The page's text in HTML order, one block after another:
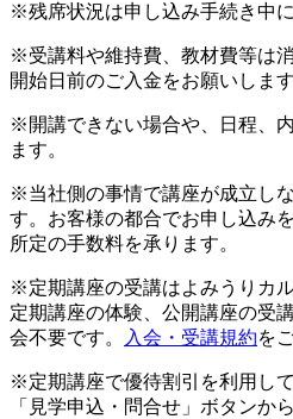
※残席状況は申し込み手続き中
※受講料や維持費、教材費等は
開始日前のご入金をお願いします
※開講できない場合や、日程、
ます。
※当社側の事情で講座が成立し
す。お客様の都合でお申し込み
所定の手数料を承ります。
※定期講座の受講はよみうりカ
定期講座の体験、公開講座の受
会不要です。
入会・受講規約を
※定期講座で優待割引を利用し
「見学申込・問合せ」ボタンか